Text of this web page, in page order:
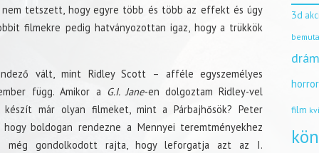
tetszett, hogy egyre több és több az effekt és úgy
filmekre pedig hatványozottan igaz, hogy a trükkök
vált, mint Ridley Scott – afféle egyszemélyes
függ. Amikor a G.I. Jane-en dolgoztam Ridley-vel
már olyan filmeket, mint a Párbajhősök? Peter
boldogan rendezne a Mennyei teremtményekhez
még gondolkodott rajta, hogy leforgatja azt az I.
3d
film